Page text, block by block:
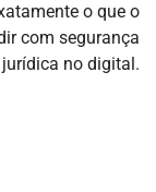
o que o
com segurança
jurídica no digital.